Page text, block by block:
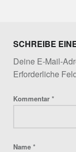
SCHREIBE
Deine E-Mail-
Erforderliche
Kommentar *
Name *